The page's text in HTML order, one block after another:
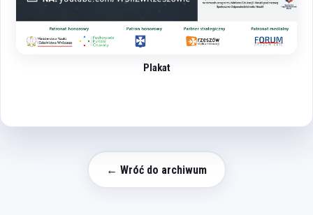
Plakat
← Wróć do archiwum